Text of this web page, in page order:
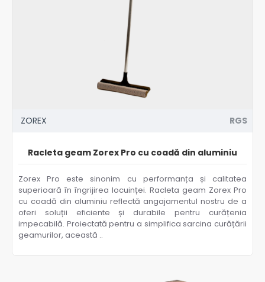
ZOREX RGS
Racleta geam Zorex Pro cu coadă din aluminiu
Zorex Pro este sinonim cu performanța și calitatea
superioară în îngrijirea locuinței. Racleta geam Zorex Pro
cu coadă din aluminiu reflectă angajamentul nostru de a
oferi soluții eficiente și durabile pentru curățenia
impecabilă. Proiectată pentru a simplifica sarcina curățării
geamurilor, această ..